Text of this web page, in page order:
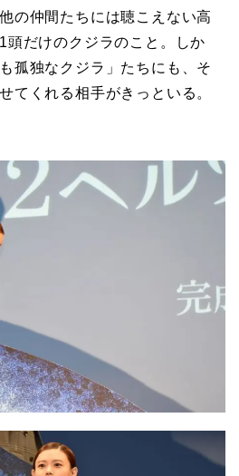
の仲間たちには聴こえない高
頭だけのクジラのこと。しか
孤独なクジラ」たちにも、そ
てくれる相手がきっといる。